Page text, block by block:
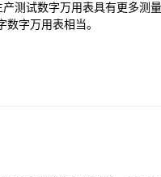
测试数字万用表具有更多测
字万用表相当。